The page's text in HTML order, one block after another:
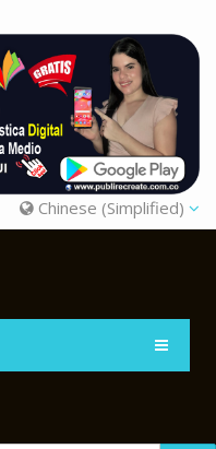
Chinese (Simplified)